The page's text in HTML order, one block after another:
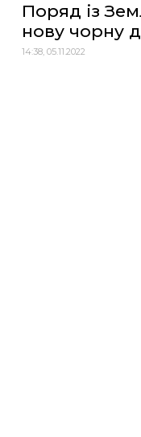
Поряд із
нову чорну
14:38, 05.11.2022